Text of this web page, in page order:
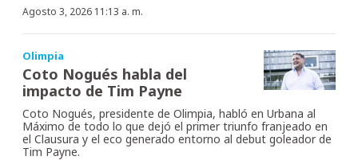
Agosto 3, 2026 11:13 a. m.
Olimpia
Coto Nogués habla del
impacto de Tim Payne
Coto Nogués, presidente de Olimpia, habló en Urbana al
Máximo de todo lo que dejó el primer triunfo franjeado en
el Clausura y el eco generado entorno al debut goleador de
Tim Payne.